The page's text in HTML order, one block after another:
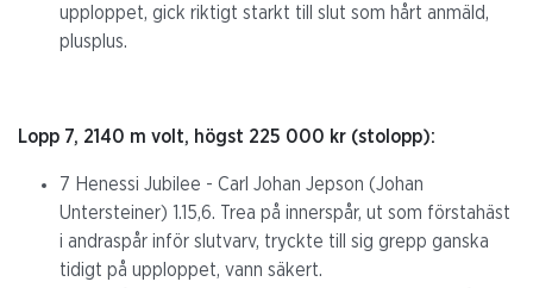
upploppet, gick riktigt starkt till slut som hårt anmäld,
plusplus.
Lopp 7, 2140 m volt, högst 225 000 kr (stolopp):
7 Henessi Jubilee - Carl Johan Jepson (Johan
Untersteiner) 1.15,6. Trea på innerspår, ut som förstahäst
i andraspår inför slutvarv, tryckte till sig grepp ganska
tidigt på upploppet, vann säkert.